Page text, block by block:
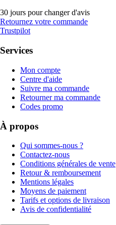
30 jours pour changer d'avis
Retournez votre commande
Trustpilot
Services
Mon compte
Centre d'aide
Suivre ma commande
Retourner ma commande
Codes promo
À propos
Qui sommes-nous ?
Contactez-nous
Conditions générales de vente
Retour & remboursement
Mentions légales
Moyens de paiement
Tarifs et options de livraison
Avis de confidentialité